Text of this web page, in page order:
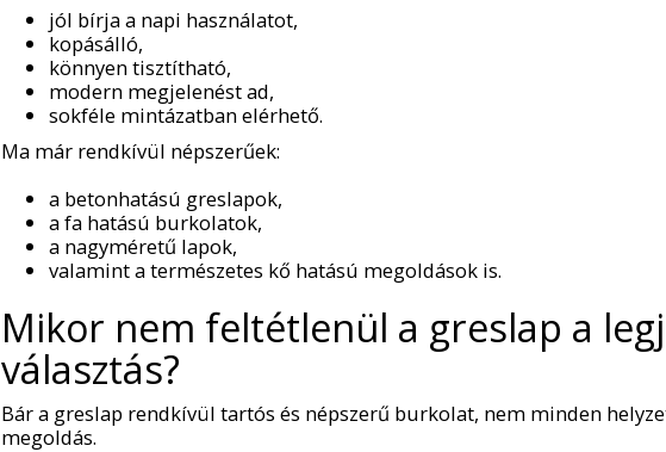
jól bírja a napi használatot,
kopásálló,
könnyen tisztítható,
modern megjelenést ad,
sokféle mintázatban elérhető.
Ma már rendkívül népszerűek:
a betonhatású greslapok,
a fa hatású burkolatok,
a nagyméretű lapok,
valamint a természetes kő hatású megoldások is.
Mikor nem feltétlenül a greslap a
választás?
Bár a greslap rendkívül tartós és népszerű burkolat, nem minden
megoldás.